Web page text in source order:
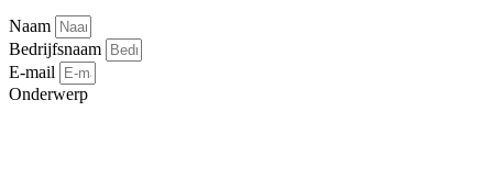
Naam
Bedrijfsnaam
E-mail
Onderwerp